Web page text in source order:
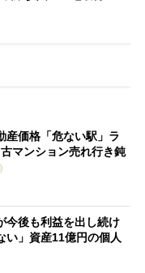
産価格「危ない駅」ラ
マンション売れ行き鈍
今後も利益を出し続け
い」資産11億円の個人